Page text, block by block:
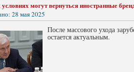
могут вернуться иностранные
28 мая 2025
После массового ухода
остается актуальным.